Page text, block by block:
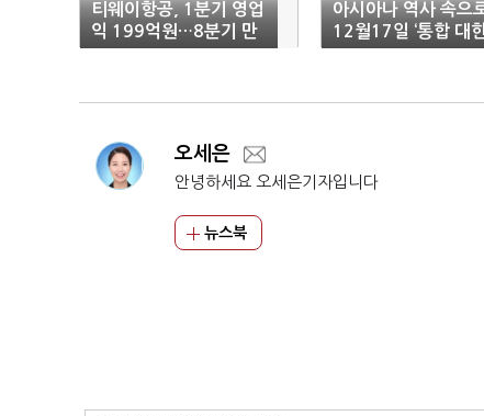
티웨이항공, 1분기 영업
익 199억원…8분기 만
에 흑자 전환
아시아나 역사 속으
12월17일 ‘통합 대
공’ 뜬다
오세은
안녕하세요 오세은기자입니다
뉴스북